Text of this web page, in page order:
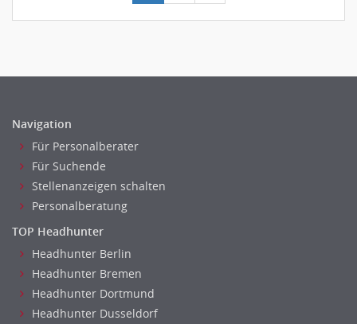
Navigation
Für Personalberater
Für Suchende
Stellenanzeigen schalten
Personalberatung
TOP Headhunter
Headhunter Berlin
Headhunter Bremen
Headhunter Dortmund
Headhunter Dusseldorf